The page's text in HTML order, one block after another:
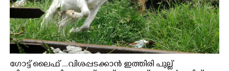
ഗോട്ട് ലൈഫ് ...വിശപ്പടക്കാൻ ഇത്തിരി പുല്ല്